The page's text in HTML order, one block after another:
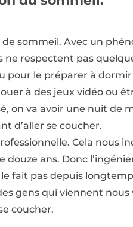
sommeil. Avec un
ne respectent pas
pour le préparer à
à des jeux vidéo ou
on va avoir une nuit de
d’aller se coucher.
Cela nous
ans. Donc
fait pas depuis
gens qui viennent nous
coucher.